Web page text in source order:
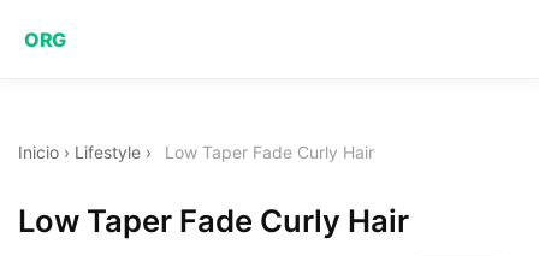
ORG
Inicio › Lifestyle › Low Taper Fade Curly Hair
Low Taper Fade Curly Hair